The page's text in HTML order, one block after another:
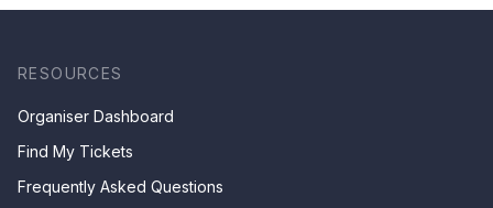
RESOURCES
Organiser Dashboard
Find My Tickets
Frequently Asked Questions